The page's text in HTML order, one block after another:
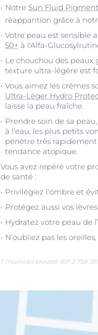
Notre Sun Fluid
réapparition grâce à
Votre peau est sensible
50+ à l'Alfa-
Le chouchou des peaux
texture ultra-légère est
Vous aimez les crèmes
Ultra-Léger Hydro
laisse la peau fraîche.
Prendre soin de sa
à l'eau, les plus petits
pénètre très
tendance atopique.
Vous avez repéré votre
de santé :
Privilégiez l'ombre et
Protégez aussi vos
Hydratez votre peau de
N’oubliez pas les
1 Thiamidol breveté (EP 2 758